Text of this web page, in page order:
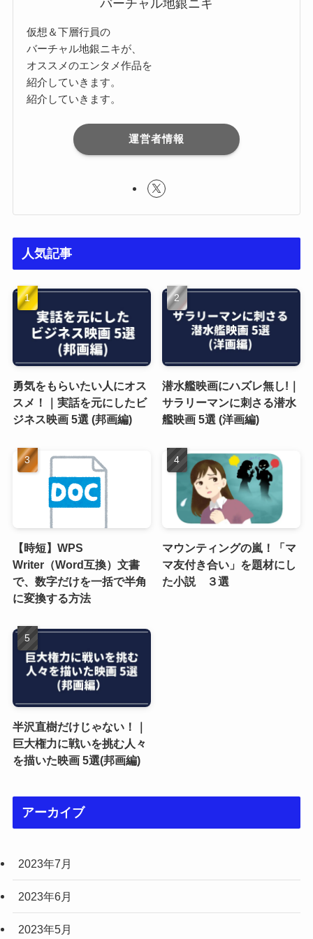
バーチャル地銀ニキ
仮想＆下層行員の
バーチャル地銀ニキが、
オススメのエンタメ作品を
紹介していきます。
紹介していきます。
運営者情報
人気記事
勇気をもらいたい人にオス
スメ！｜実話を元にしたビ
ジネス映画 5選 (邦画編)
潜水艦映画にハズレ無し!｜
サラリーマンに刺さる潜水
艦映画 5選 (洋画編)
【時短】WPS
Writer（Word互換）文書
で、数字だけを一括で半角
に変換する方法
マウンティングの嵐！「マ
マ友付き合い」を題材にし
た小説 ３選
半沢直樹だけじゃない！｜
巨大権力に戦いを挑む人々
を描いた映画 5選(邦画編)
アーカイブ
2023年7月
2023年6月
2023年5月